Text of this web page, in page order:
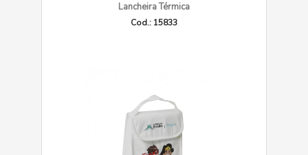
Lancheira Térmica
Cod.: 15833